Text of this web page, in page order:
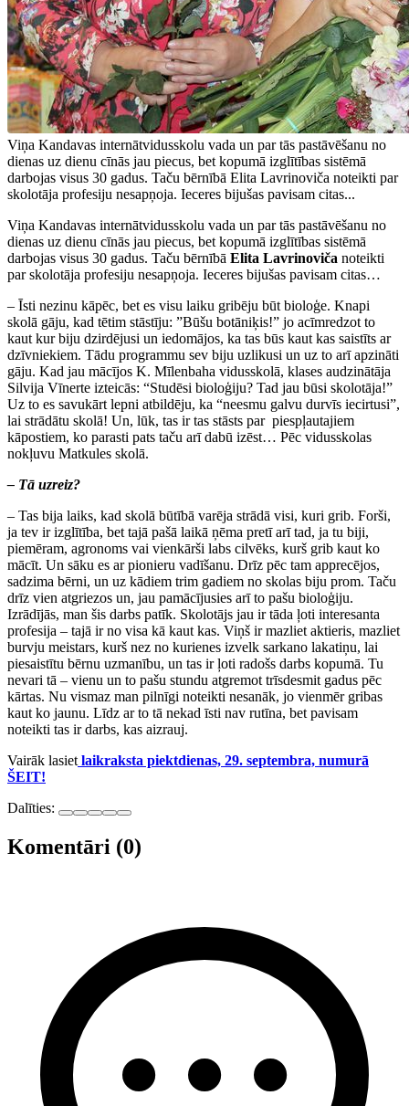
Viņa Kandavas internātvidusskolu vada un par tās pastāvēšanu no
dienas uz dienu cīnās jau piecus, bet kopumā izglītības sistēmā
darbojas visus 30 gadus. Taču bērnībā Elita Lavrinoviča noteikti par
skolotāja profesiju nesapņoja. Ieceres bijušas pavisam citas...
Viņa Kandavas internātvidusskolu vada un par tās pastāvēšanu no
dienas uz dienu cīnās jau piecus, bet kopumā izglītības sistēmā
darbojas visus 30 gadus. Taču bērnībā Elita Lavrinoviča noteikti
par skolotāja profesiju nesapņoja. Ieceres bijušas pavisam citas…
– Īsti nezinu kāpēc, bet es visu laiku gribēju būt bioloģe. Knapi
skolā gāju, kad tētim stāstīju: ”Būšu botāniķis!” jo acīmredzot to
kaut kur biju dzirdējusi un iedomājos, ka tas būs kaut kas saistīts ar
dzīvniekiem. Tādu programmu sev biju uzlikusi un uz to arī apzināti
gāju. Kad jau mācījos K. Mīlenbaha vidusskolā, klases audzinātāja
Silvija Vīnerte izteicās: “Studēsi bioloģiju? Tad jau būsi skolotāja!”
Uz to es savukārt lepni atbildēju, ka “neesmu galvu durvīs iecirtusi”,
lai strādātu skolā! Un, lūk, tas ir tas stāsts par piespļautajiem
kāpostiem, ko parasti pats taču arī dabū izēst… Pēc vidusskolas
nokļuvu Matkules skolā.
– Tā uzreiz?
– Tas bija laiks, kad skolā būtībā varēja strādā visi, kuri grib. Forši,
ja tev ir izglītība, bet tajā pašā laikā ņēma pretī arī tad, ja tu biji,
piemēram, agronoms vai vienkārši labs cilvēks, kurš grib kaut ko
mācīt. Un sāku es ar pionieru vadīšanu. Drīz pēc tam apprecējos,
sadzima bērni, un uz kādiem trim gadiem no skolas biju prom. Taču
drīz vien atgriezos un, jau pamācījusies arī to pašu bioloģiju.
Izrādījās, man šis darbs patīk. Skolotājs jau ir tāda ļoti interesanta
profesija – tajā ir no visa kā kaut kas. Viņš ir mazliet aktieris, mazliet
burvju meistars, kurš nez no kurienes izvelk sarkano lakatiņu, lai
piesaistītu bērnu uzmanību, un tas ir ļoti radošs darbs kopumā. Tu
nevari tā – vienu un to pašu stundu atgremot trīsdesmit gadus pēc
kārtas. Nu vismaz man pilnīgi noteikti nesanāk, jo vienmēr gribas
kaut ko jaunu. Līdz ar to tā nekad īsti nav rutīna, bet pavisam
noteikti tas ir darbs, kas aizrauj.
Vairāk lasiet laikraksta piektdienas, 29. septembra, numurā
ŠEIT!
Dalīties:
Komentāri (0)